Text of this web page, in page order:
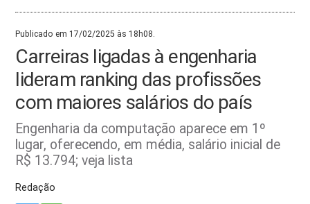
Publicado em 17/02/2025 às 18h08.
Carreiras ligadas à engenharia
lideram ranking das profissões
com maiores salários do país
Engenharia da computação aparece em 1º
lugar, oferecendo, em média, salário inicial de
R$ 13.794; veja lista
Redação